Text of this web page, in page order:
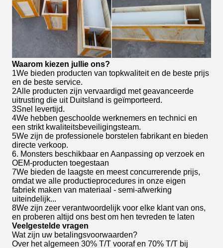
Waarom kiezen jullie ons?
1We bieden producten van topkwaliteit en de beste prijs
en de beste service.
2Alle producten zijn vervaardigd met geavanceerde
uitrusting die uit Duitsland is geïmporteerd.
3Snel levertijd.
4We hebben geschoolde werknemers en technici en
een strikt kwaliteitsbeveiligingsteam.
5We zijn de professionele borstelen fabrikant en bieden
directe verkoop.
6. Monsters beschikbaar en Aanpassing op verzoek en
OEM-producten toegestaan
7We bieden de laagste en meest concurrerende prijs,
omdat we alle productieprocedures in onze eigen
fabriek maken van materiaal - semi-afwerking
uiteindelijk...
8We zijn zeer verantwoordelijk voor elke klant van ons,
en proberen altijd ons best om hen tevreden te laten
Veelgestelde vragen
Wat zijn uw betalingsvoorwaarden?
Over het algemeen 30% T/T vooraf en 70% T/T bij